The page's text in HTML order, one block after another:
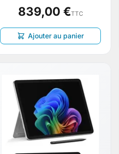
839,00 €TTC
Ajouter au panier